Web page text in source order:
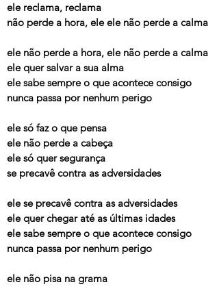
ele reclama, reclama
não perde a hora, ele ele não perde a calma
ele não perde a hora, ele não perde a calma
ele quer salvar a sua alma
ele sabe sempre o que acontece consigo
nunca passa por nenhum perigo
ele só faz o que pensa
ele não perde a cabeça
ele só quer segurança
se precavê contra as adversidades
ele se precavê contra as adversidades
ele quer chegar até as últimas idades
ele sabe sempre o que acontece consigo
nunca passa por nenhum perigo
ele não pisa na grama